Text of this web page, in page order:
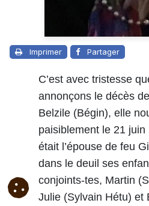
Imprimer Partager
C’est avec tristesse
annonçons le décès
Belzile (Bégin), elle
paisiblement le 21
était l’épouse de feu
dans le deuil ses
conjoints-tes, Martin
Julie (Sylvain Hétu) et